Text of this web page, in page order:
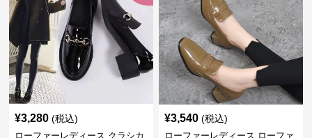
¥3,280 (税込)
ローファーレディース クラシカ
¥3,540 (税込)
ローファーレディース ローファ